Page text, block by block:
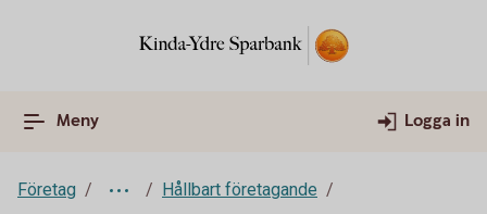
Meny Logga in
Företag
Hållbart företagande